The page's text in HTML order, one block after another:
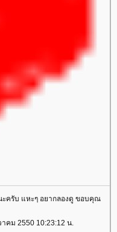
ครับ แหะๆ อยากลองดู ขอบคุณ
คม 2550 10:23:12 น.